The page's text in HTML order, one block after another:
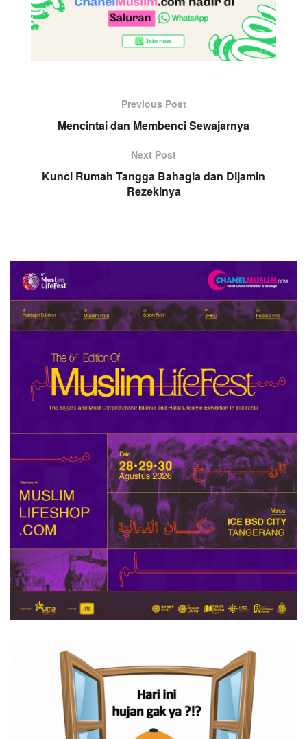
Previous Post
Mencintai dan Membenci Sewajarnya
Next Post
Kunci Rumah Tangga Bahagia dan Dijamin
Rezekinya